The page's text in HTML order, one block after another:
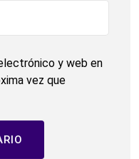
y web en
vez que